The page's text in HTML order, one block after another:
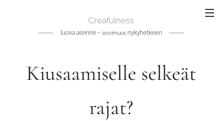
Creafulness
luova asenne ~ avoimuusnykyhetkeen
Kiusaamiselle selkeät
rajat?